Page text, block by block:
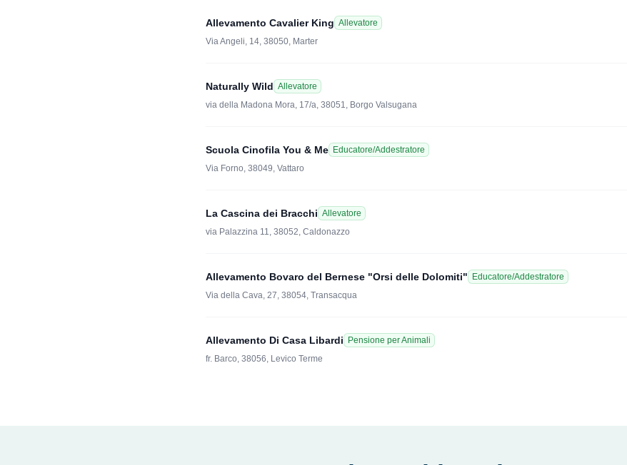
Allevamento Cavalier King Allevatore
Via Angeli, 14, 38050, Marter
Naturally Wild Allevatore
via della Madona Mora, 17/a, 38051, Borgo Valsugana
Scuola Cinofila You & Me Educatore/Addestratore
Via Forno, 38049, Vattaro
La Cascina dei Bracchi Allevatore
via Palazzina 11, 38052, Caldonazzo
Allevamento Bovaro del Bernese "Orsi delle Dolomiti"
Educatore/Addestratore
Via della Cava, 27, 38054, Transacqua
Allevamento Di Casa Libardi
Pensione per Animali
fr. Barco, 38056, Levico Terme